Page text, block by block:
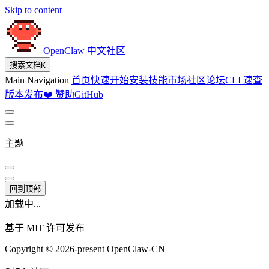
Skip to content
OpenClaw 中文社区
搜索文档K
Main Navigation 首页快速开始安装技能市场社区论坛CLI 速查
版本发布❤️ 赞助GitHub
主题
回到顶部
加载中...
基于 MIT 许可发布
Copyright © 2026-present OpenClaw-CN